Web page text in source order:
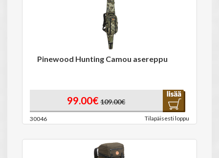
Pinewood Hunting Camou asereppu
99.00€ 109.00€
30046 Tilapäisesti loppu